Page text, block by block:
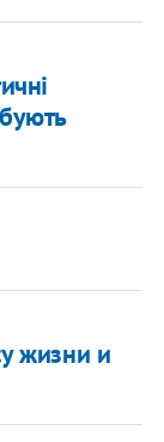
жизни и